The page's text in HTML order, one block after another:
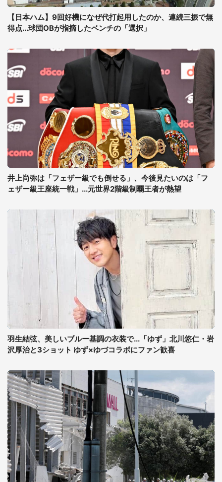
【日本ハム】9回好機になぜ代打起用したのか、連続三振で無
得点...球団OBが指摘したベンチの「選択」
井上尚弥は「フェザー級でも倒せる」、今後見たいのは「フ
ェザー級王座統一戦」...元世界2階級制覇王者が熱望
羽生結弦、美しいブルー基調の衣装で...「ゆず」北川悠仁・岩
沢厚治と3ショット ゆず×ゆづコラボにファン歓喜